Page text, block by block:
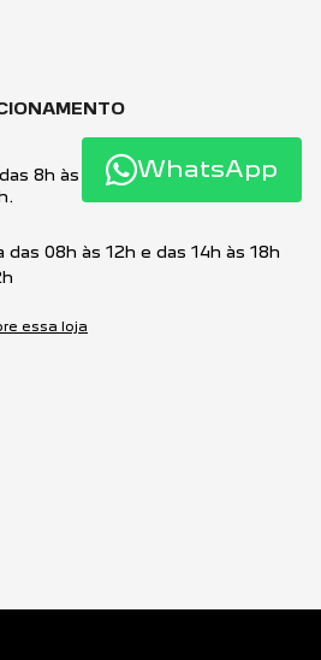
8h às 18h.
08h às 12h e das 14h às 18h
essa loja
WhatsApp